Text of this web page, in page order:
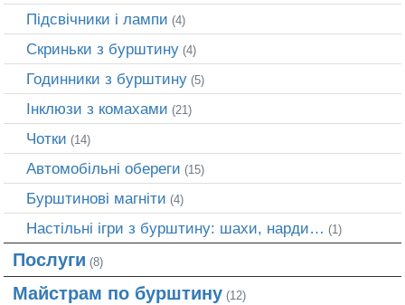
Підсвічники і лампи (4)
Скриньки з бурштину (4)
Годинники з бурштину (5)
Інклюзи з комахами (21)
Чотки (14)
Автомобільні обереги (15)
Бурштинові магніти (4)
Настільні ігри з бурштину: шахи, нарди… (1)
Послуги (8)
Майстрам по бурштину (12)